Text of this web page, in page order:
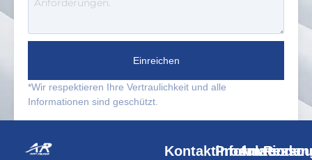
Einreichen
*Wir respektieren Ihre Vertraulichkeit und alle
Informationen sind geschützt.
Produkte
Kontaktinformationen